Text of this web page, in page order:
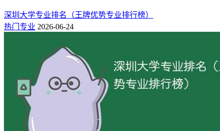
深圳大学专业排名（王牌优势专业排行榜）
热门专业 2026-06-24